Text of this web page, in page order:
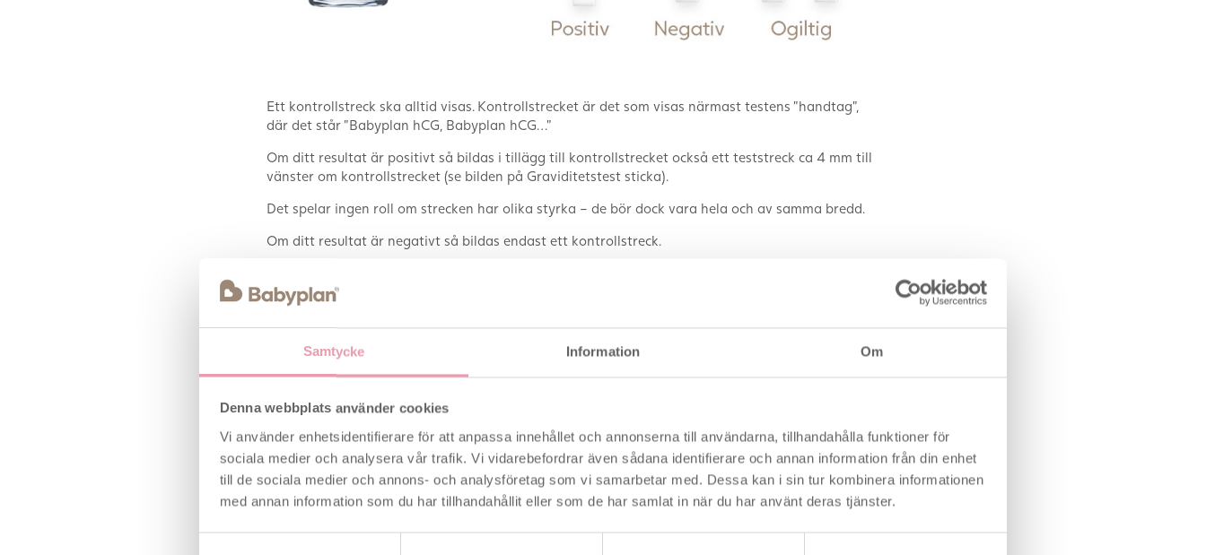
Samtycke Information Om
Denna webbplats använder cookies
Vi använder enhetsidentifierare för att anpassa innehållet och annonserna till användarna, tillhandahålla funktioner för
sociala medier och analysera vår trafik. Vi vidarebefordrar även sådana identifierare och annan information från din enhet
till de sociala medier och annons- och analysföretag som vi samarbetar med. Dessa kan i sin tur kombinera informationen
med annan information som du har tillhandahållit eller som de har samlat in när du har använt deras tjänster.
Ett kontrollstreck ska alltid visas. Kontrollstrecket är det som visas närmast testens ”handtag”,
där det står ”Babyplan hCG, Babyplan hCG…”
Om ditt resultat är positivt så bildas i tillägg till kontrollstrecket också ett teststreck ca 4 mm till
vänster om kontrollstrecket (se bilden på Graviditetstest sticka).
Det spelar ingen roll om strecken har olika styrka – de bör dock vara hela och av samma bredd.
Om ditt resultat är negativt så bildas endast ett kontrollstreck.
användas från den dagen du förväntar din menstruation. Babyplan graviditetstest sticka är mer
än 99% säker när bruksanvisningen följs noga.
Det är här är ett av de billigaste graviditetstesterna på marknaden, som i de flesta fall lätt kan
levereras direkt i din brevlåda (givetvis anonymt). Ett mycket prisvärt alternativt för dig som
söker en kvalitetsprodukt till bra pris.
Graviditetstest stav